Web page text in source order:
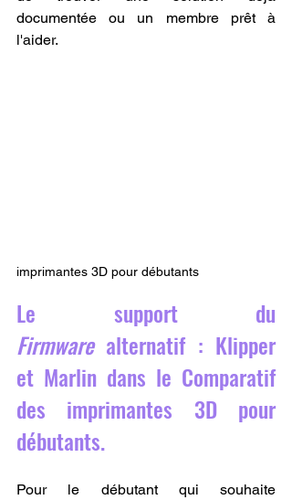
documentée ou un membre prêt à
l'aider.
imprimantes 3D pour débutants
Firmware alternatif : Klipper
et Marlin dans le Comparatif
des imprimantes 3D pour
débutants.
Pour le débutant qui souhaite